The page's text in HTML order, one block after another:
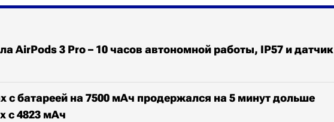
AirPods 3 Pro – 10 часов автономной работы, IP57 и датчик
с батареей на 7500 мАч продержался на 5 минут дольше
с 4823 мАч